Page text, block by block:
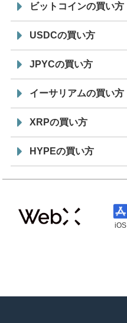
ビットコインの買い方
USDCの買い方
JPYCの買い方
イーサリアムの買い方
XRPの買い方
HYPEの買い方
iOS